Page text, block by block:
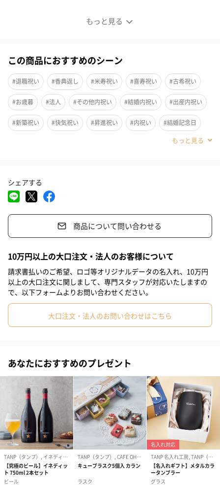
もっと見る
・It Beauté TEA 和漢ブレンドティー ×1
煙が少ないながらも、香りがしっかりと残る日本香堂の「日々
香」とアジアや日本の伝統的な健康素材を、ハーブや紅茶と合わ
せて美味しく仕上げた、心と体を労わる特別なブレンドティー「It
日本香堂「日々香」
っくりと乾燥させ、丁寧に仕上げられた筒形のお香です。
日々の暮らしにやさしく寄り添う香りです。
5つの香りの種類
控えめで奥ゆかしいフルーティ・フローラルな椿の香り
白檀
パウダリックでしっとりとした甘さの白檀の香り
金木犀
フルーティさがあるかわいらしい金木犀の香り
この商品におすすめのシーン
#退職祝い #香典返し #米寿祝い #喜寿祝い #古希祝い
#お歳暮 #法人 #その他内祝い #結婚内祝い #出産内祝い
#新築祝い #快気祝い #昇進祝い #内祝い #結婚記念日
#引っ越し祝い
#お中元
#母の日 #出産祝い
#義母 #部下女性 #姪 #娘
#母親 #夫 #女性 #男性 #男友達 #女友達
#彼氏 #20代前半 #20代後半 #30代 #40代 #50代
シェアする
商品について問い合わせる
10万円以上の大口注文・法人のお客様について
請求書払いのご希望、ロゴ等オリジナルデータの名入れ、10万円
以上の大口注文に関しまして、専門スタッフが対応いたしますの
で、以下フォームよりお問い合わせください。
大口注文・法人のお問い合わせはこちら
あなたにおすすめのプレゼント